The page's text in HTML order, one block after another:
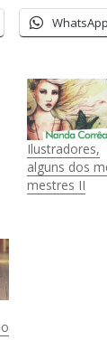
WhatsApp
Ilustradores,
alguns dos
mestres II